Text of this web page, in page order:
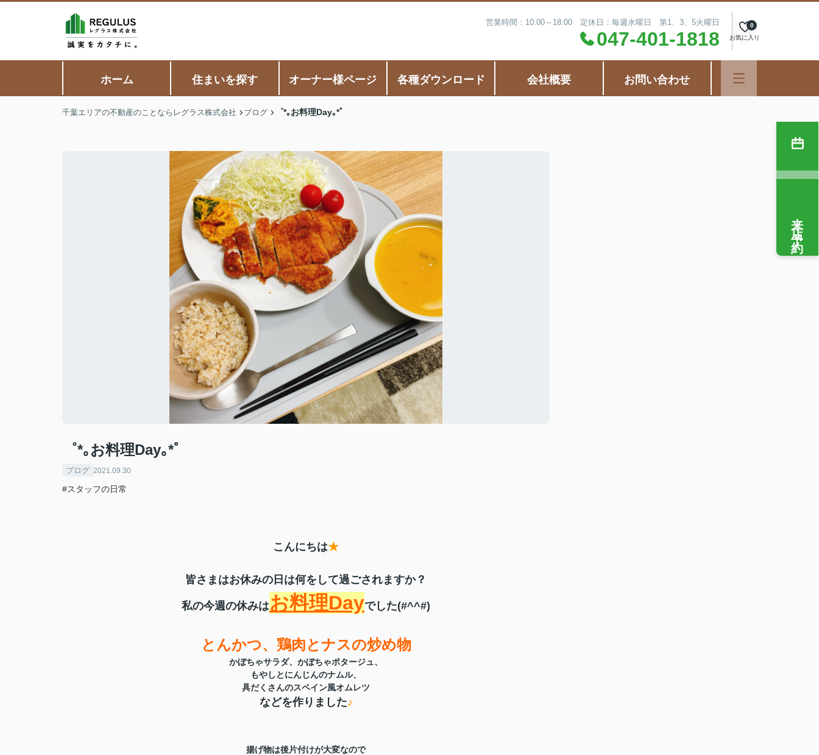
営業時間：10:00～18:00 定休日：毎週水曜日 第1、3、5火曜日
047-401-1818 お気に入り
0
ホーム 住まいを探す オーナー様ページ 各種ダウンロード 会社概要 お問い合わせ
千葉エリアの不動産のことならレグラス株式会社 ブログ ゜*｡お料理Day｡*゜
゜*｡お料理Day｡*゜
ブログ 2021.09.30
#スタッフの日常
こんにちは★
皆さまはお休みの日は何をして過ごされますか？
私の今週の休みはお料理Dayでした(#^^#)
とんかつ、鶏肉とナスの炒め物
かぼちゃサラダ、かぼちゃポタージュ、
もやしとにんじんのナムル、
具だくさんのスペイン風オムレツ
などを作りました♪
揚げ物は後片付けが大変なので
来店予約